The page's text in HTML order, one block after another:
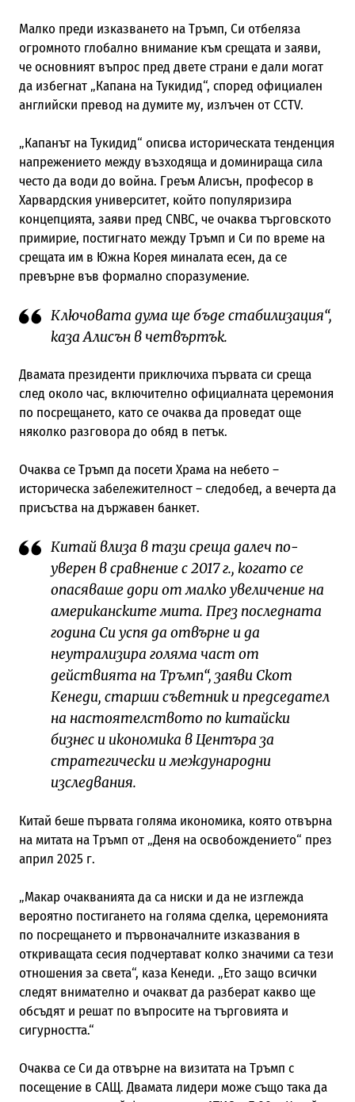
Малко преди изказването на Тръмп, Си отбеляза
огромното глобално внимание към срещата и заяви,
че основният въпрос пред двете страни е дали могат
да избегнат „Капана на Тукидид“, според официален
английски превод на думите му, излъчен от CCTV.
„Капанът на Тукидид“ описва историческата тенденция
напрежението между възходяща и доминираща сила
често да води до война. Греъм Алисън, професор в
Харвардския университет, който популяризира
концепцията, заяви пред CNBC, че очаква търговското
примирие, постигнато между Тръмп и Си по време на
срещата им в Южна Корея миналата есен, да се
превърне във формално споразумение.
Ключовата дума ще бъде стабилизация“,
каза Алисън в четвъртък.
Двамата президенти приключиха първата си среща
след около час, включително официалната церемония
по посрещането, като се очаква да проведат още
няколко разговора до обяд в петък.
Очаква се Тръмп да посети Храма на небето –
историческа забележителност – следобед, а вечерта да
присъства на държавен банкет.
Китай влиза в тази среща далеч по-
уверен в сравнение с 2017 г., когато се
опасяваше дори от малко увеличение на
американските мита. През последната
година Си успя да отвърне и да
неутрализира голяма част от
действията на Тръмп“, заяви Скот
Кенеди, старши съветник и председател
на настоятелството по китайски
бизнес и икономика в Центъра за
стратегически и международни
изследвания.
Китай беше първата голяма икономика, която отвърна
на митата на Тръмп от „Деня на освобождението“ през
април 2025 г.
„Макар очакванията да са ниски и да не изглежда
вероятно постигането на голяма сделка, церемонията
по посрещането и първоначалните изказвания в
откриващата сесия подчертават колко значими са тези
отношения за света“, каза Кенеди. „Ето защо всички
следят внимателно и очакват да разберат какво ще
обсъдят и решат по въпросите на търговията и
сигурността.“
Очаква се Си да отвърне на визитата на Тръмп с
посещение в САЩ. Двамата лидери може също така да